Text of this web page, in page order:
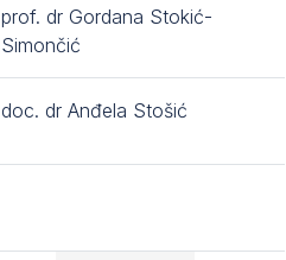
prof. dr Gordana Stokić-
Simončić
doc. dr Anđela Stošić